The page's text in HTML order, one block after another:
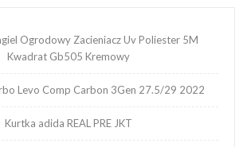
Ogrodowy Zacieniacz Uv Poliester 5M
Kwadrat Gb505 Kremowy
Levo Comp Carbon 3Gen 27.5/29 2022
Kurtka adida REAL PRE JKT